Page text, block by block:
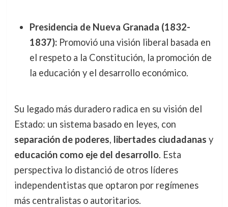
Presidencia de Nueva Granada (1832-
1837):Promovió una visión liberal basada en
el respeto a la Constitución, la promoción de
la educación y el desarrollo económico.
Su legado más duradero radica en su visión del
Estado: un sistema basado en leyes, con
separación de poderes, libertades ciudadanas y
educación como eje del desarrollo. Esta
perspectiva lo distanció de otros líderes
independentistas que optaron por regímenes
más centralistas o autoritarios.